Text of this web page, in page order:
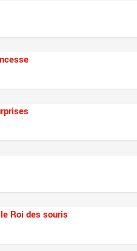
Roi des souris